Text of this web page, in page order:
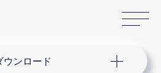
ウンロード